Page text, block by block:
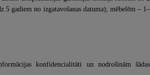
5 gadiem no izgatavošanas datuma); mēbelēm – 1–
konfidencialitāti un nodrošinām šādas